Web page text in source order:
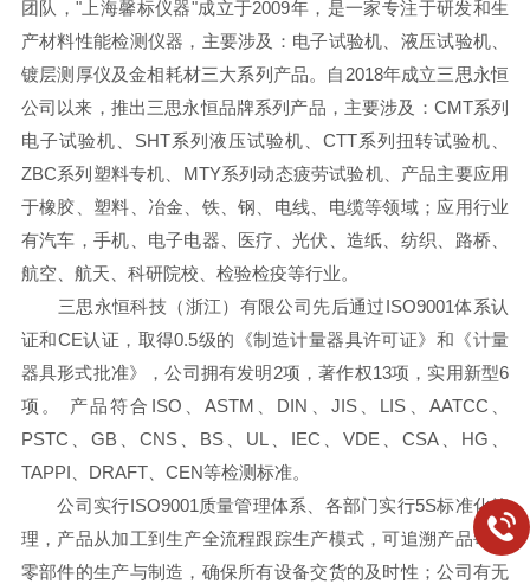
团队，"上海馨标仪器"成立于2009年，是一家专注于研发和生
产材料性能检测仪器，主要涉及：电子试验机、液压试验机、
镀层测厚仪及金相耗材三大系列产品。自2018年成立三思永恒
公司以来，推出三思永恒品牌系列产品，主要涉及：CMT系列
电子试验机、SHT系列液压试验机、CTT系列扭转试验机、
ZBC系列塑料专机、MTY系列动态疲劳试验机、产品主要应用
于橡胶、塑料、冶金、铁、钢、电线、电缆等领域；应用行业
有汽车，手机、电子电器、医疗、光伏、造纸、纺织、路桥、
航空、航天、科研院校、检验检疫等行业。
三思永恒科技（浙江）有限公司先后通过ISO9001体系认
证和CE认证，取得0.5级的《制造计量器具许可证》和《计量
器具形式批准》，公司拥有发明2项，著作权13项，实用新型6
项。 产品符合ISO、ASTM、DIN、JIS、LIS、AATCC、
PSTC、GB、CNS、BS、UL、IEC、VDE、CSA、HG、
TAPPI、DRAFT、CEN等检测标准。
公司实行ISO9001质量管理体系、各部门实行5S标准化管
理，产品从加工到生产全流程跟踪生产模式，可追溯产品每个
零部件的生产与制造，确保所有设备交货的及时性；公司有无